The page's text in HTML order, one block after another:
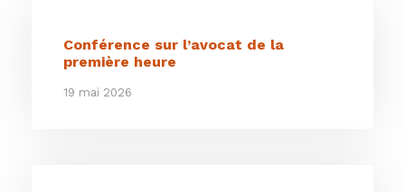
Conférence sur l’avocat de la
première heure
19 mai 2026